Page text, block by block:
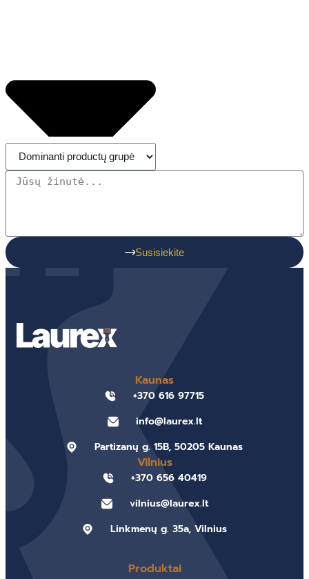
Susisiekite
Kaunas
+370 616 97715
info@laurex.lt
Partizanų g. 15B, 50205 Kaunas
Vilnius
+370 656 40419
vilnius@laurex.lt
Linkmenų g. 35a, Vilnius
Produktai